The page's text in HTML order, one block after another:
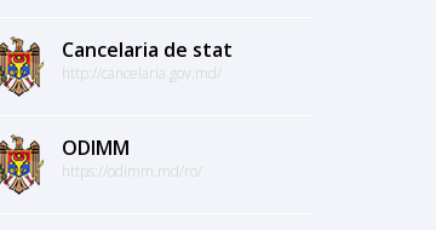
Cancelaria de stat
http://cancelaria.gov.md/
ODIMM
https://odimm.md/ro/